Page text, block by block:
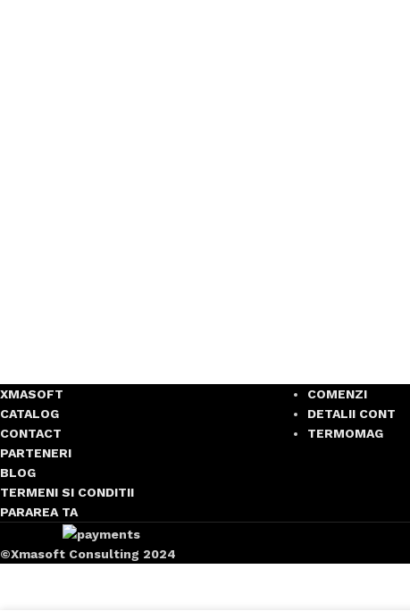
XMASOFT
CATALOG
CONTACT
PARTENERI
BLOG
TERMENI SI CONDITII
PARAREA TA
COMENZI
DETALII CONT
TERMOMAG
©Xmasoft Consulting 2024